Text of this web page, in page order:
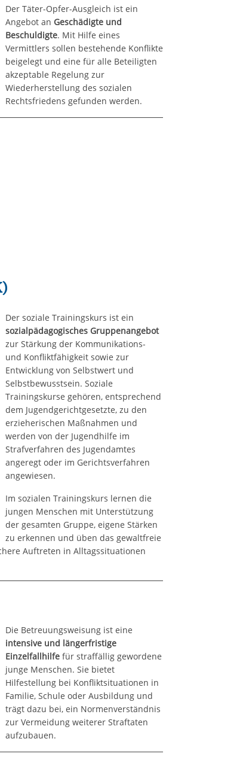
Der Täter-Opfer-Ausgleich ist ein
Angebot an Geschädigte und
Beschuldigte. Mit Hilfe eines
Vermittlers sollen bestehende Konflikte
beigelegt und eine für alle Beteiligten
akzeptable Regelung zur
Wiederherstellung des sozialen
Rechtsfriedens gefunden werden.
Der soziale Trainingskurs ist ein
sozialpädagogisches Gruppenangebot
zur Stärkung der Kommunikations-
und Konfliktfähigkeit sowie zur
Entwicklung von Selbstwert und
Selbstbewusstsein. Soziale
Trainingskurse gehören, entsprechend
dem Jugendgerichtgesetzte, zu den
erzieherischen Maßnahmen und
werden von der Jugendhilfe im
Strafverfahren des Jugendamtes
angeregt oder im Gerichtsverfahren
angewiesen.
Im sozialen Trainingskurs lernen die
jungen Menschen mit Unterstützung
der gesamten Gruppe, eigene Stärken
zu erkennen und üben das gewaltfreie
Auftreten in Alltagssituationen
Die Betreuungsweisung ist eine
intensive und längerfristige
Einzelfallhilfefür straffällig gewordene
junge Menschen. Sie bietet
Hilfestellung bei Konfliktsituationen in
Familie, Schule oder Ausbildung und
trägt dazu bei, ein Normenverständnis
zur Vermeidung weiterer Straftaten
aufzubauen.